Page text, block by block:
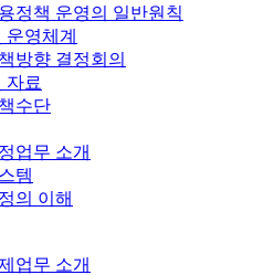
정책 운영의 일반원칙
운영체계
방향 결정회의
자료
수단
업무 소개
템
의 이해
업무 소개